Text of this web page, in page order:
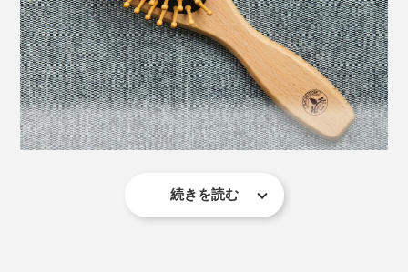
『竹ピンブラシ』は、頭皮を“ふかふか”に耕すためのブ
続きを読む